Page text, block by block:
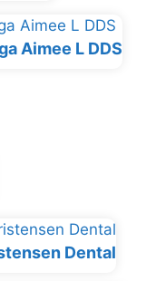
Aimee L DDS
Dental